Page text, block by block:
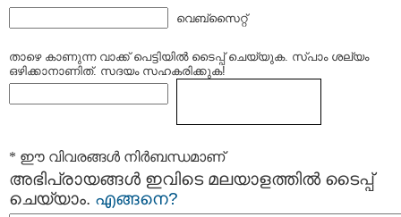
വെബ്സൈറ്റ്
താഴെ കാണുന്ന വാക്ക് പെട്ടിയില്‍ ടൈപ്പ്‌ ചെയ്യുക. സ്പാം ശല്യം
ഒഴിക്കാനാണിത്. സദയം സഹകരിക്കുക!
* ഈ വിവരങ്ങള്‍ നിര്‍ബന്ധമാണ്
അഭിപ്രായങ്ങള്‍ ഇവിടെ മലയാളത്തില്‍ ടൈപ്പ്
ചെയ്യാം. എങ്ങനെ?